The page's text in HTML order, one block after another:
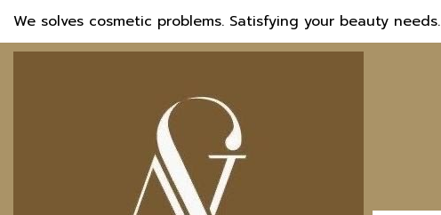
We solves cosmetic problems. Satisfying your beauty needs.